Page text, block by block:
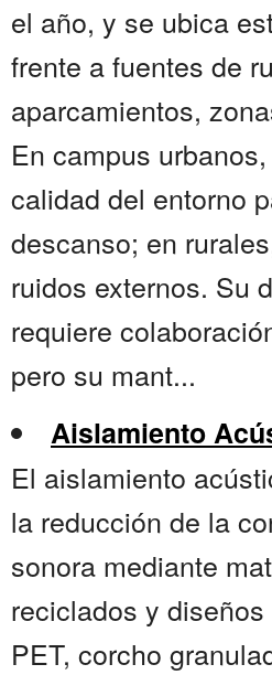
el año, y se ubica
frente a fuentes de
aparcamientos,
En campus
calidad del entorno
descanso; en
ruidos externos. Su
requiere
pero su mant...
Aislamiento
El aislamiento
la reducción de la
sonora mediante
reciclados y
PET, corcho